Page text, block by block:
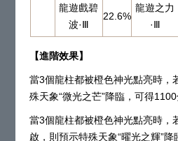
龍遊戲碧
波·Ⅲ
22.6%
龍遊之力
·Ⅲ
【進階效果】
當3個龍柱都被橙色神光點亮時，
殊天象“微光之芒”降臨，可得1100
當3個龍柱都被橙色神光點亮時，
啟，則預示特殊天象“曜光之輝”降